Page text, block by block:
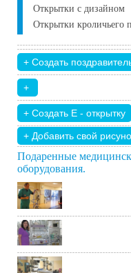
Открытки с дизайном
Открытки кроличьего
+ Добавить свой
Подаренные
оборудования.